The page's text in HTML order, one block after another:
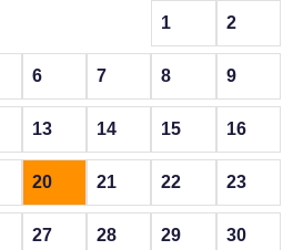
1 2
6 7 8 9
13 14 15 16
20 21 22 23
27 28 29 30